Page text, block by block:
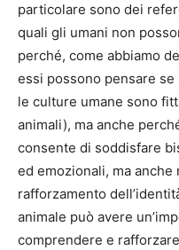
particolare sono dei
quali gli umani non
perché, come abbiamo
essi possono pensare
le culture umane sono
animali), ma anche
consente di soddisfare
ed emozionali, ma
rafforzamento
animale può avere
comprendere e